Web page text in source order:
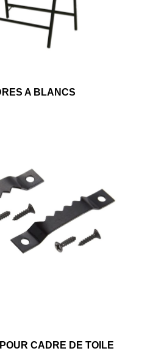
A BLANCS
CADRE DE TOILE